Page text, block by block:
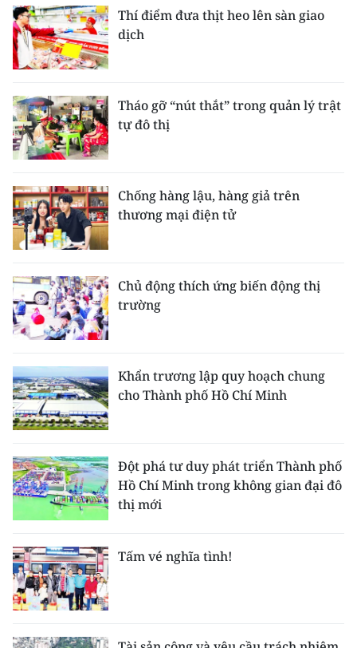
Thí điểm đưa thịt heo lên sàn giao
dịch
Tháo gỡ “nút thắt” trong quản lý trật
tự đô thị
Chống hàng lậu, hàng giả trên
thương mại điện tử
Chủ động thích ứng biến động thị
trường
Khẩn trương lập quy hoạch chung
cho Thành phố Hồ Chí Minh
Đột phá tư duy phát triển Thành phố
Hồ Chí Minh trong không gian đại đô
thị mới
Tấm vé nghĩa tình!